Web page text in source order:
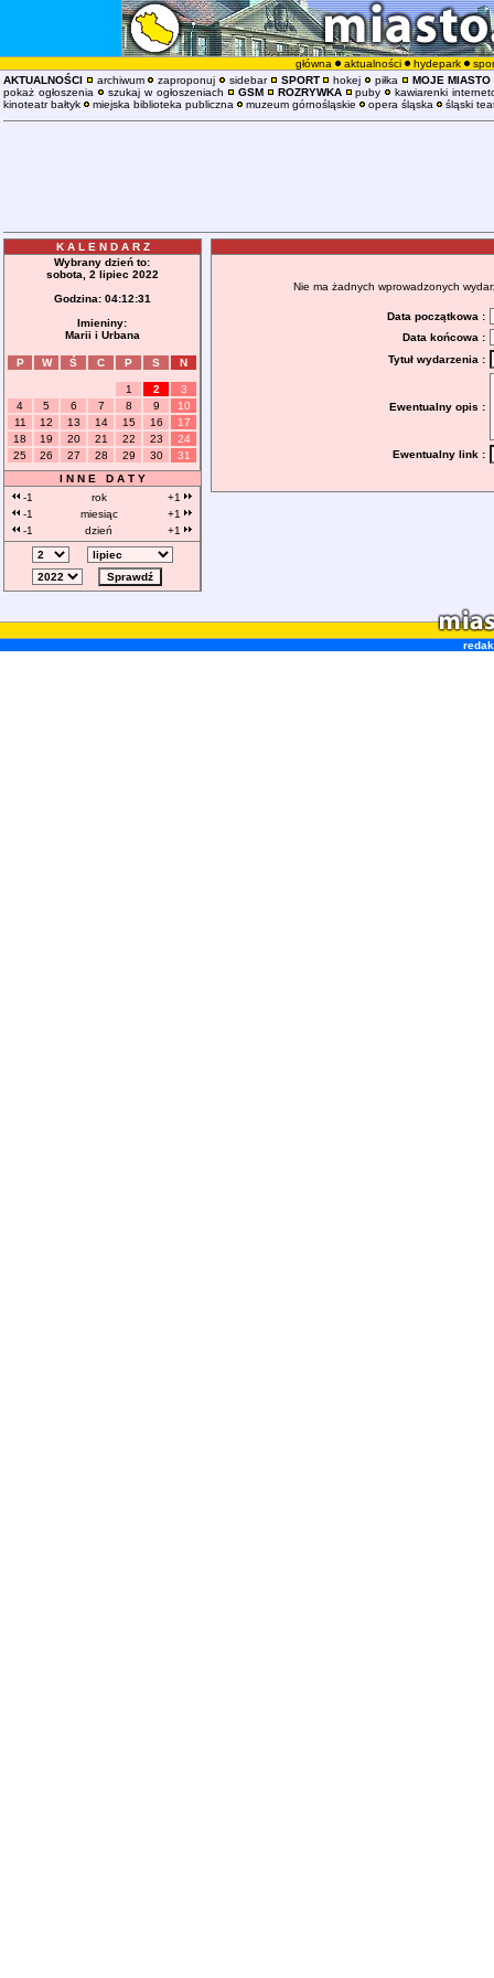
główna aktualności hydepark
AKTUALNOŚCI
archiwum zaproponuj sidebar SPORT hokej piłka
MOJE MIASTO
pokaż ogłoszenia
szukaj w ogłoszeniach GSM ROZRYWKA puby
kawiarenki
kinoteatr bałtyk
miejska biblioteka publiczna muzeum górnośląskie opera śląska śląski
K A L E N D A R Z
Wybrany dzień to:
sobota, 2 lipiec 2022
Godzina: 04:12:32
Imieniny:
Marii i Urbana
P W Ś C P S N
1 2
3
4
5 6 7 8 9
10
11
12 13 14 15 16
17
18
19 20 21 22 23
24
25
26 27 28 29 30
31
I N N E D A T Y
-1
rok
+1
-1
miesiąc
+1
-1
dzień +1
Nie ma żadnych wprowadzonych
Data początkowa :
Data końcowa :
Tytuł wydarzenia :
Ewentualny opis :
Ewentualny link :